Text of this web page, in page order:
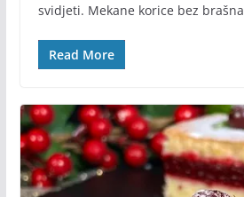
svidjeti. Mekane korice bez brašna
Read More